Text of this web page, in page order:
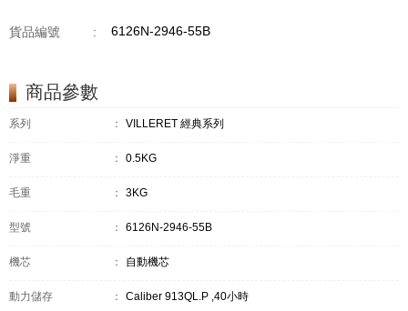
貨品編號 : 6126N-2946-55B
商品參數
系列 ： VILLERET 經典系列
淨重 ： 0.5KG
毛重 ： 3KG
型號 ： 6126N-2946-55B
機芯 ： 自動機芯
動力儲存 ： Caliber 913QL.P ,40小時